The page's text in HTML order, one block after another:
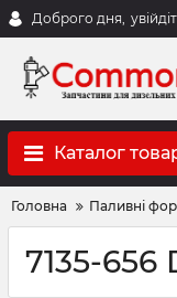
Доброго дня,
Каталог
Головна Паливні
7135-